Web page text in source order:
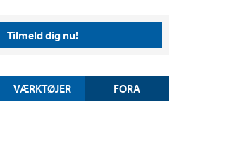
Tilmeld dig nu!
VÆRKTØJER FORA